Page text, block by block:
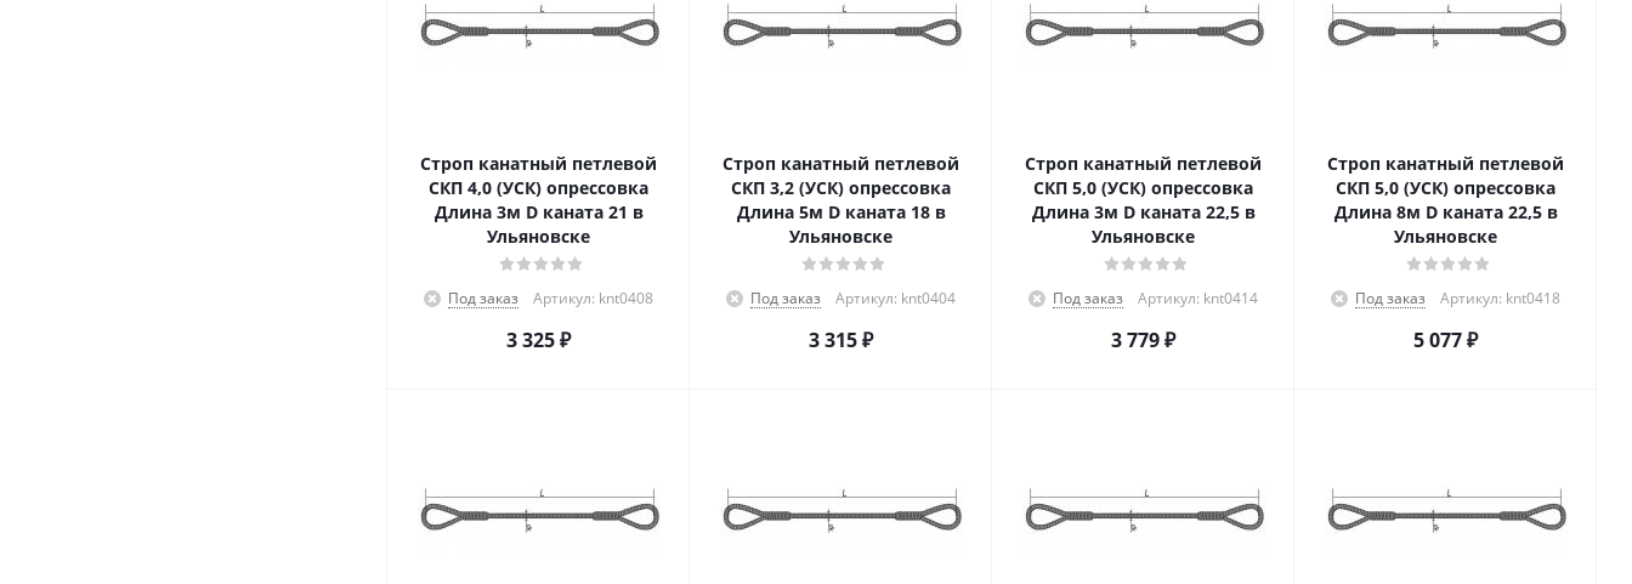
Строп канатный петлевой
СКП 4,0 (УСК) опрессовка
Длина 3м D каната 21 в
Ульяновске
Под заказ Артикул: knt0408
3 325₽
Строп канатный петлевой
СКП 3,2 (УСК) опрессовка
Длина 5м D каната 18 в
Ульяновске
Под заказ Артикул: knt0404
3 315₽
Строп канатный петлевой
СКП 5,0 (УСК) опрессовка
Длина 3м D каната 22,5 в
Ульяновске
Под заказ Артикул: knt0414
3 779₽
Строп канатный петлевой
СКП 5,0 (УСК) опрессовка
Длина 8м D каната 22,5 в
Ульяновске
Под заказ Артикул: knt0418
5 077₽